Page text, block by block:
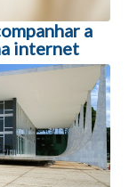
a
internet